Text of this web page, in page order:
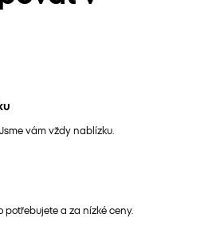
vám vždy nablízku.
potřebujete a za nízké ceny.